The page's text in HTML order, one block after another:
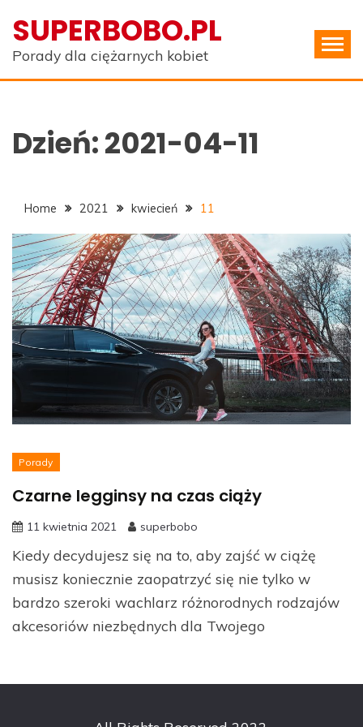
content
SUPERBOBO.PL
Porady dla ciężarnych kobiet
Dzień:2021-04-11
Home 2021 kwiecień 11
Porady
Czarne legginsy na czas ciąży
11 kwietnia 2021 superbobo
Kiedy decydujesz się na to, aby zajść w ciążę
musisz koniecznie zaopatrzyć się nie tylko w
bardzo szeroki wachlarz różnorodnych rodzajów
akcesoriów niezbędnych dla Twojego